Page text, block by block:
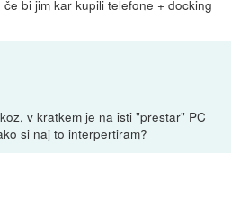
bi jim kar kupili telefone + docking
v kratkem je na isti "prestar" PC
si naj to interpertiram?